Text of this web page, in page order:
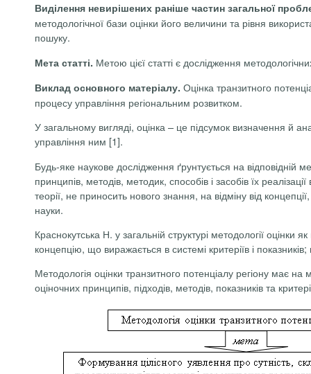
Виділення невирішених раніше частин загальної
методологічної бази оцінки його величини та рівня
пошуку.
Мета статті. Метою цієї статті є дослідження
Виклад основного матеріалу. Оцінка транзитного
процесу управління регіональним розвитком.
У загальному вигляді, оцінка – це підсумок визначення й
управління ним [1].
Будь-яке наукове дослідження ґрунтується на відповідній
принципів, методів, методик, способів і засобів їх
теорії, не приносить нового знання, на відміну від
науки.
Краснокутська Н. у загальній структурі методології оцінки
концепцію, що виражається в системі критеріїв і
Методологія оцінки транзитного потенціалу регіону має на
оціночних принципів, підходів, методів, показників та